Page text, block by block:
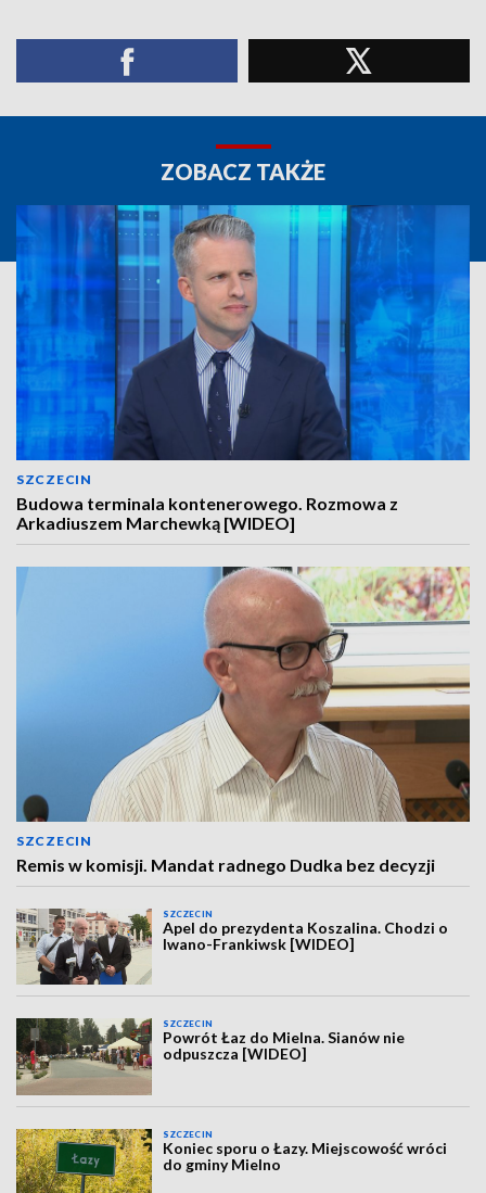
ZOBACZ TAKŻE
SZCZECIN
Budowa terminala kontenerowego. Rozmowa z
Arkadiuszem Marchewką [WIDEO]
SZCZECIN
Remis w komisji. Mandat radnego Dudka bez decyzji
SZCZECIN
Apel do prezydenta Koszalina. Chodzi o
Iwano-Frankiwsk [WIDEO]
SZCZECIN
Powrót Łaz do Mielna. Sianów nie
odpuszcza [WIDEO]
SZCZECIN
Koniec sporu o Łazy. Miejscowość wróci
do gminy Mielno